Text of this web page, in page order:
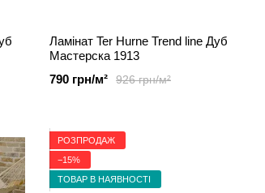
Ламінат Ter Hurne Trend line Дуб
Мастерска 1913
926 грн/м²
790 грн/м²
РОЗПРОДАЖ
−15%
ТОВАР В НАЯВНОСТІ